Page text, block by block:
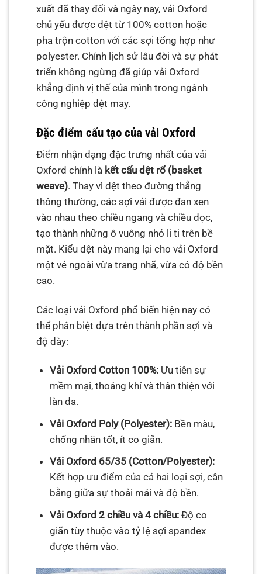
xuất đã thay đổi và ngày nay, vải Oxford
chủ yếu được dệt từ 100% cotton hoặc
pha trộn cotton với các sợi tổng hợp như
polyester. Chính lịch sử lâu đời và sự phát
triển không ngừng đã giúp vải Oxford
khẳng định vị thế của mình trong ngành
công nghiệp dệt may.
Đặc điểm cấu tạo của vải Oxford
Điểm nhận dạng đặc trưng nhất của vải
Oxford chính là kết cấu dệt rổ (basket
weave). Thay vì dệt theo đường thẳng
thông thường, các sợi vải được đan xen
vào nhau theo chiều ngang và chiều dọc,
tạo thành những ô vuông nhỏ li ti trên bề
mặt. Kiểu dệt này mang lại cho vải Oxford
một vẻ ngoài vừa trang nhã, vừa có độ bền
cao.
Các loại vải Oxford phổ biến hiện nay có
thể phân biệt dựa trên thành phần sợi và
độ dày:
Vải Oxford Cotton 100%:Ưu tiên sự
mềm mại, thoáng khí và thân thiện với
làn da.
Vải Oxford Poly (Polyester):Bền màu,
chống nhăn tốt, ít co giãn.
Vải Oxford 65/35 (Cotton/Polyester):
Kết hợp ưu điểm của cả hai loại sợi, cân
bằng giữa sự thoải mái và độ bền.
Vải Oxford 2 chiều và 4 chiều:Độ co
giãn tùy thuộc vào tỷ lệ sợi spandex
được thêm vào.